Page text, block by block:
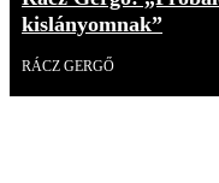
kislányomnak”
RÁCZ GERGŐ